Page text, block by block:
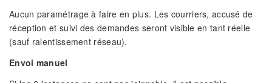
Aucun paramétrage à faire en plus. Les courriers, accusé de
réception et suivi des demandes seront visible en tant réelle
(sauf ralentissement réseau).
Envoi manuel